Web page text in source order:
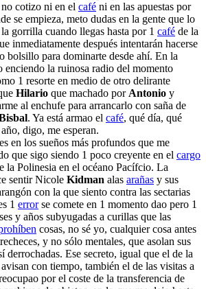
cotizo ni en el café ni en las apuestas por
se empieza, meto dudas en la gente que lo
la gorrilla cuando llegas hasta por 1 café de la
inmediatamente después intentarán hacerse
bolsillo para dominarte desde ahí. En la
enciendo la ruinosa radio del momento
1 resorte en medio de otro delirante
Hilario que machado por Antonio y
al enchufe para arrancarlo con saña de
. Ya está armao el café, qué día, qué
digo, me esperan.
en los sueños más profundos que me
que sigo siendo 1 poco creyente en el cargo
la Polinesia en el océano Pacífcio. La
sentir Nicole Kidman alas arañas y sus
con la que siento contra las sectarias
1 errorse comete en 1 momento dao pero 1
y años subyugadas a curillas que las
cosas, no sé yo, cualquier cosa antes
y no sólo mentales, que asolan sus
derrochadas. Ese secreto, igual que el de la
con tiempo, también el de las visitas a
por el coste de la transferencia de